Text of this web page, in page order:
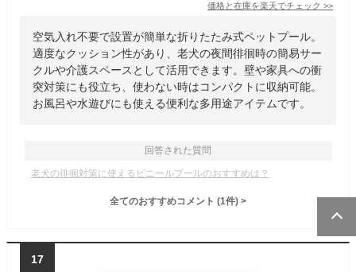
価格と在庫を楽天でチェック >>
空気入れ不要で設置が簡単な折りたたみ式ペットプール。
適度なクッション性があり、老犬の夜間徘徊時の簡易サー
クルや介護スペースとして活用できます。壁や家具への衝
突対策にも役立ち、使わない時はコンパクトに収納可能。
お風呂や水遊びにも使える便利な多用途アイテムです。
回答された質問
老犬の徘徊対策に使えるビニールプールのおすすめは？
全てのおすすめコメント (1件) >
17